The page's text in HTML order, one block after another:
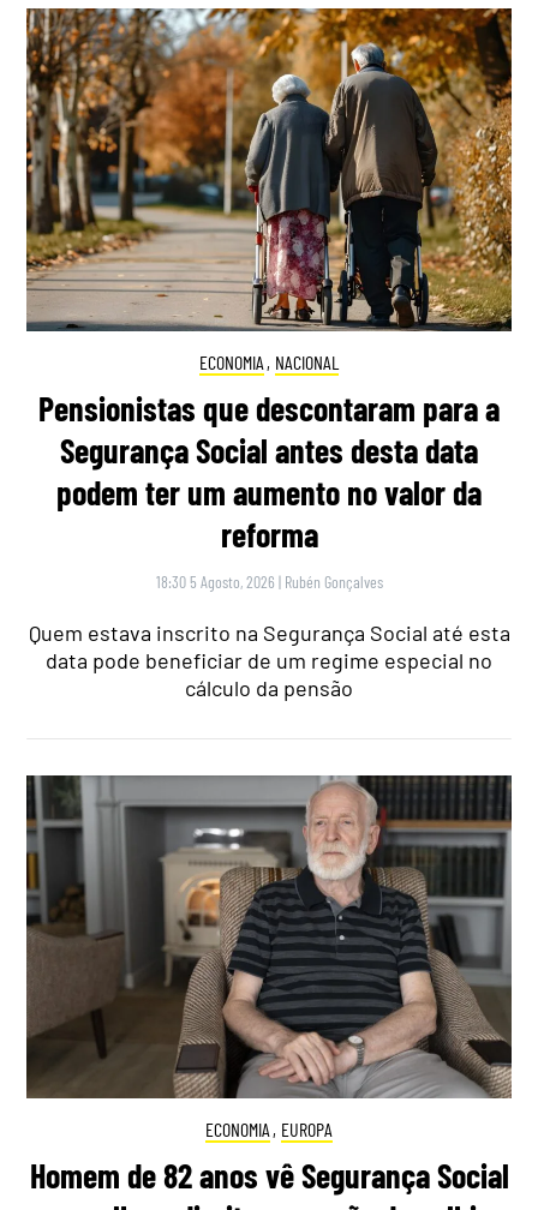
ECONOMIA , NACIONAL
Pensionistas que descontaram para a
Segurança Social antes desta data
podem ter um aumento no valor da
reforma
18:30 5 Agosto, 2026 | Rubén Gonçalves
Quem estava inscrito na Segurança Social até esta
data pode beneficiar de um regime especial no
cálculo da pensão
ECONOMIA , EUROPA
Homem de 82 anos vê Segurança Social